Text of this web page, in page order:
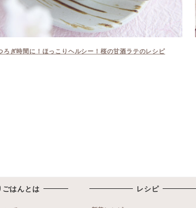
ろぎ時間に！ほっこりヘルシー！桜の甘酒ラテのレシピ
ごはんとは レシピ